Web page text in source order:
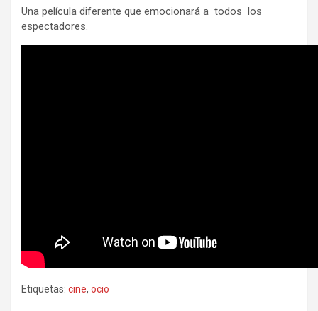
Una película diferente que emocionará a todos los
espectadores.
Etiquetas: cine, ocio